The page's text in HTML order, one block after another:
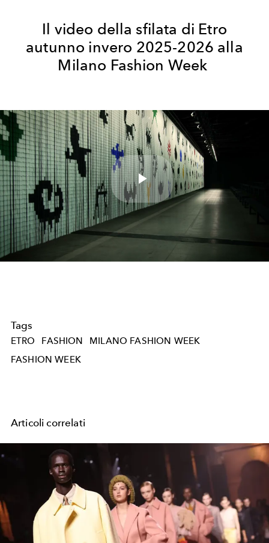
Il video della sfilata di Etro
autunno invero 2025-2026 alla
Milano Fashion Week
Play
Tags
ETRO FASHION
MILANO FASHION WEEK
FASHION WEEK
Articoli correlati